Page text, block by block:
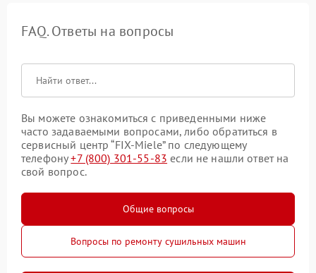
FAQ. Ответы на вопросы
Вы можете ознакомиться с приведенными ниже
часто задаваемыми вопросами, либо обратиться в
сервисный центр “FIX-Miele” по следующему
телефону+7 (800) 301-55-83 если не нашли ответ на
свой вопрос.
Общие вопросы
Вопросы по ремонту сушильных машин